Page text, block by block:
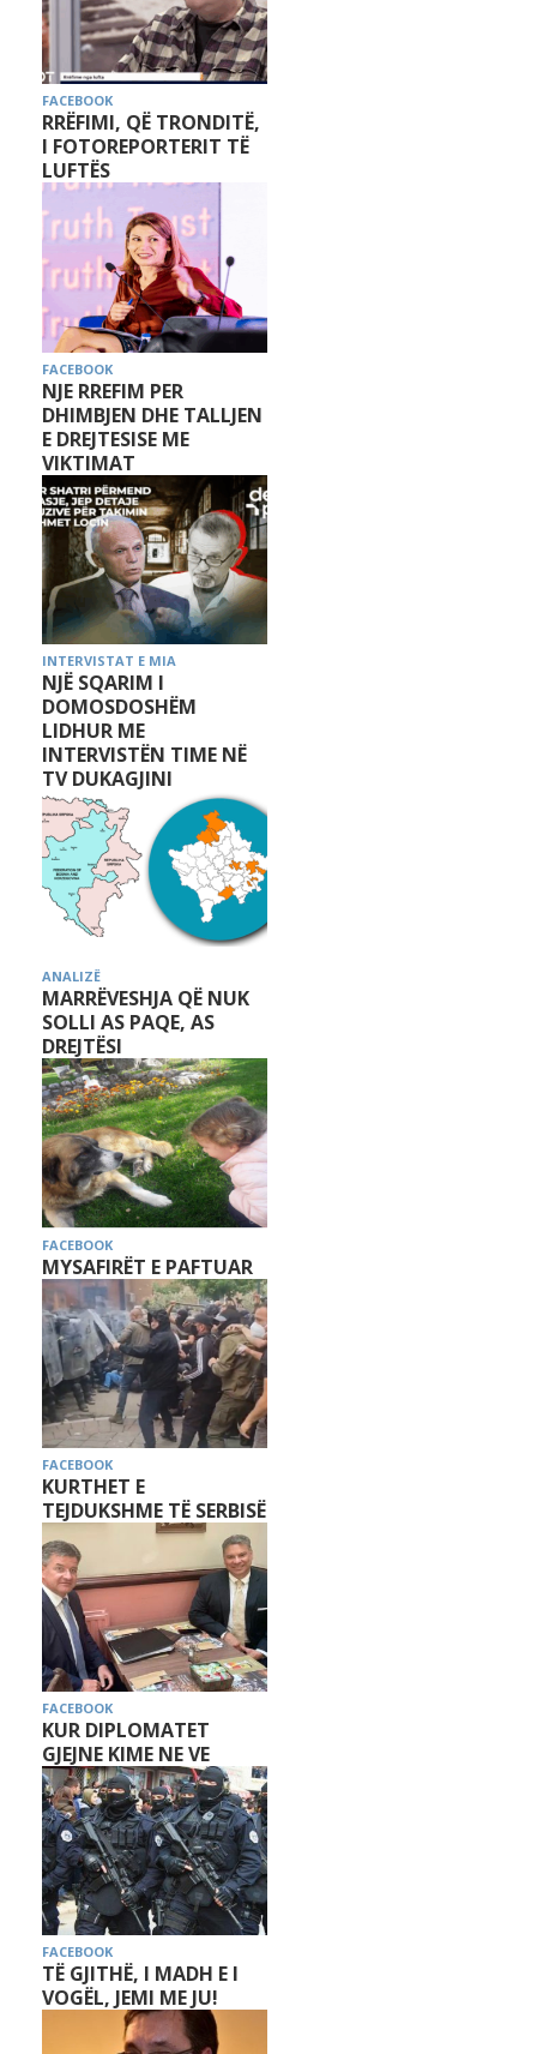
FACEBOOK
RRËFIMI, QË TRONDITË,
I FOTOREPORTERIT TË
LUFTËS
FACEBOOK
NJE RREFIM PER
DHIMBJEN DHE TALLJEN
E DREJTESISE ME
VIKTIMAT
INTERVISTAT E MIA
NJË SQARIM I
DOMOSDOSHËM
LIDHUR ME
INTERVISTËN TIME NË
TV DUKAGJINI
ANALIZË
MARRËVESHJA QË NUK
SOLLI AS PAQE, AS
DREJTËSI
FACEBOOK
MYSAFIRËT E PAFTUAR
FACEBOOK
KURTHET E
TEJDUKSHME TË SERBISË
FACEBOOK
KUR DIPLOMATET
GJEJNE KIME NE VE
FACEBOOK
TË GJITHË, I MADH E I
VOGËL, JEMI ME JU!